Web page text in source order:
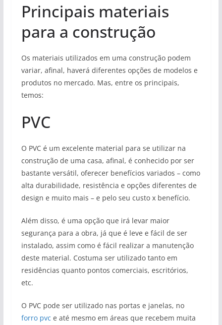
Principais materiais
para a construção
Os materiais utilizados em uma construção podem
variar, afinal, haverá diferentes opções de modelos e
produtos no mercado. Mas, entre os principais,
temos:
PVC
O PVC é um excelente material para se utilizar na
construção de uma casa, afinal, é conhecido por ser
bastante versátil, oferecer benefícios variados – como
alta durabilidade, resistência e opções diferentes de
design e muito mais – e pelo seu custo x benefício.
Além disso, é uma opção que irá levar maior
segurança para a obra, já que é leve e fácil de ser
instalado, assim como é fácil realizar a manutenção
deste material. Costuma ser utilizado tanto em
residências quanto pontos comerciais, escritórios,
etc.
O PVC pode ser utilizado nas portas e janelas, no
forro pvc e até mesmo em áreas que recebem muita